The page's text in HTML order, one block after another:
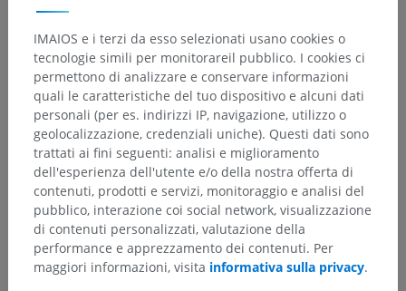
Traduzioni
Hai notato un errore?
Non esitare a suggerire una correzione, traduzione o
un miglioramento dei contenuti.
Segnala un problema
IMAIOS e i terzi da esso selezionati usano cookies o
tecnologie simili per monitorareil pubblico. I cookies ci
permettono di analizzare e conservare informazioni
quali le caratteristiche del tuo dispositivo e alcuni dati
personali (per es. indirizzi IP, navigazione, utilizzo o
geolocalizzazione, credenziali uniche). Questi dati sono
trattati ai fini seguenti: analisi e miglioramento
dell'esperienza dell'utente e/o della nostra offerta di
contenuti, prodotti e servizi, monitoraggio e analisi del
pubblico, interazione coi social network, visualizzazione
di contenuti personalizzati, valutazione della
performance e apprezzamento dei contenuti. Per
maggiori informazioni, visita informativa sulla privacy.